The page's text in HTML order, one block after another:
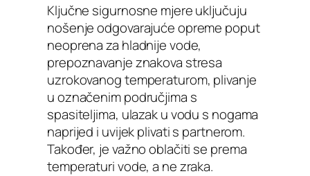
Ključne sigurnosne mjere uključuju
nošenje odgovarajuće opreme poput
neoprena za hladnije vode,
prepoznavanje znakova stresa
uzrokovanog temperaturom, plivanje
u označenim područjima s
spasiteljima, ulazak u vodu s nogama
naprijed i uvijek plivati s partnerom.
Također, je važno oblačiti se prema
temperaturi vode, a ne zraka.